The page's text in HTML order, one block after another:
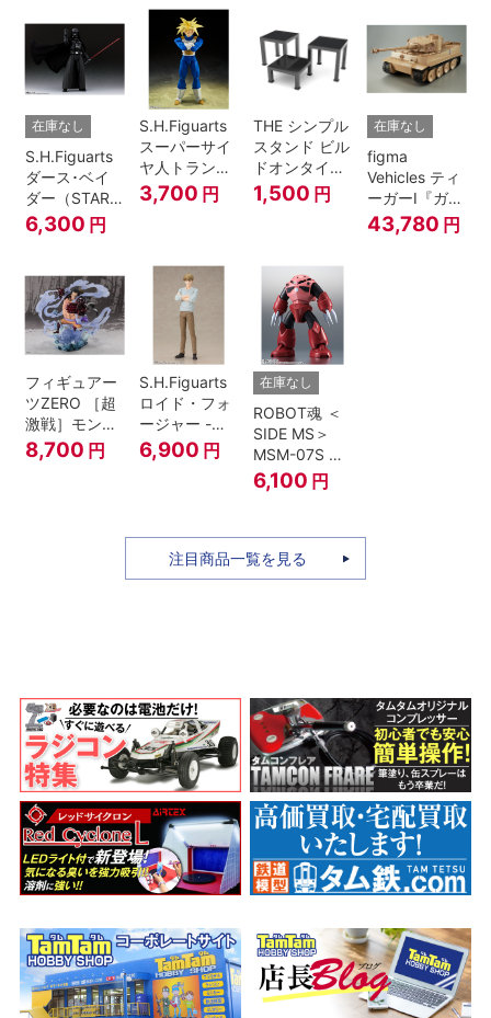
在庫なし
S.H.Figuarts
ダース･ベイ
ダー（STAR
WARS: Return
of the Jedi）
6,300 円
S.H.Figuarts
スーパーサイ
ヤ人トランク
ス-その身に秘
めしスーパー
Z』
3,700 円
THE シンプル
スタンド ビル
ドオンタイプ
(ブラック)
1,500 円
在庫なし
figma
Vehicles ティ
ーガーI『ガー
ルズ&パンツ
ァー』
43,780 円
フィギュアー
ツZERO ［超
激戦］モンキ
ー・D・ルフ
ィ -ギア4 三
8,700 円
S.H.Figuarts
ロイド・フォ
ージャー -フ
ォージャー家
のちち-
『SPY×FAMILY』
6,900 円
在庫なし
ROBOT魂 ＜
SIDE MS＞
MSM-07S シ
ャア専用ズゴ
ック ver.
6,100 円
注目商品一覧を見る